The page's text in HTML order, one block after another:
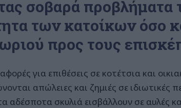
σοβαρά προβλήματα
των κατοίκων όσο
προς τους
για επιθέσεις σε κοτέτσια και
απώλειες και ζημιές σε ιδιωτικές
αδέσποτα σκυλιά εισβάλλουν σε αυλές